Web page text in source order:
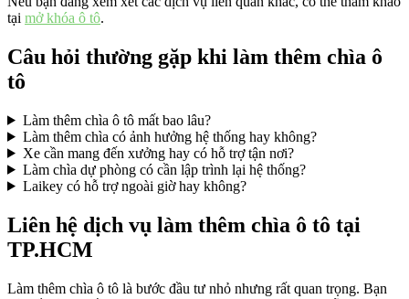
tại mở khóa ô tô.
Câu hỏi thường gặp khi làm thêm chìa ô
tô
Làm thêm chìa ô tô mất bao lâu?
Làm thêm chìa có ảnh hưởng hệ thống hay không?
Xe cần mang đến xưởng hay có hỗ trợ tận nơi?
Làm chìa dự phòng có cần lập trình lại hệ thống?
Laikey có hỗ trợ ngoài giờ hay không?
Liên hệ dịch vụ làm thêm chìa ô tô tại
TP.HCM
Làm thêm chìa ô tô là bước đầu tư nhỏ nhưng rất quan trọng. Bạn